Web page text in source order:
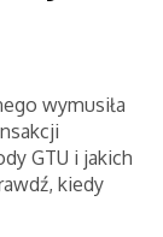
wymusiła
GTU i jakich
kiedy